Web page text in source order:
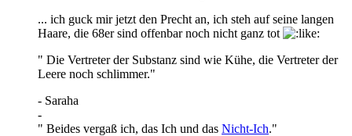
... ich guck mir jetzt den Precht an, ich steh auf seine langen
Haare, die 68er sind offenbar noch nicht ganz tot
" Die Vertreter der Substanz sind wie Kühe, die Vertreter der
Leere noch schlimmer."
- Saraha
-
" Beides vergaß ich, das Ich und das Nicht-Ich."